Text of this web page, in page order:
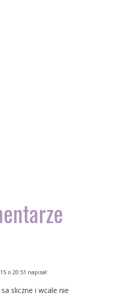
o 20:51 napisał:
sliczne i wcale nie